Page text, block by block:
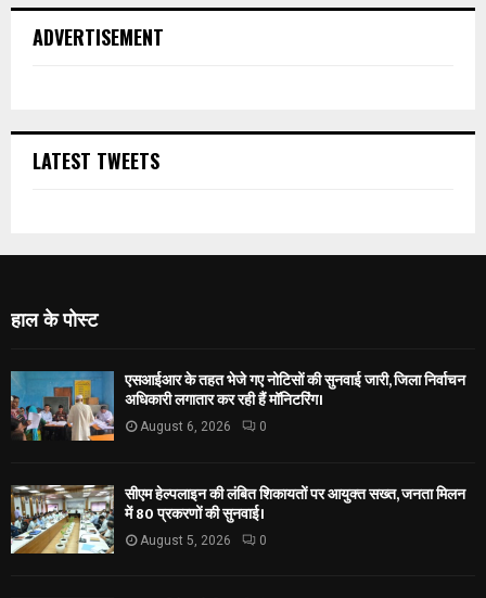
ADVERTISEMENT
LATEST TWEETS
हाल के पोस्ट
एसआईआर के तहत भेजे गए नोटिसों की सुनवाई जारी, जिला निर्वाचन
अधिकारी लगातार कर रही हैं मॉनिटरिंग।
August 6, 2026 0
सीएम हेल्पलाइन की लंबित शिकायतों पर आयुक्त सख्त, जनता मिलन
में 80 प्रकरणों की सुनवाई।
August 5, 2026 0